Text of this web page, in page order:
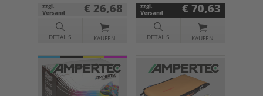
zzgl.
Versand
€ 26,68
DETAILS KAUFEN
zzgl.
Versand
€ 70,63
DETAILS KAUFEN